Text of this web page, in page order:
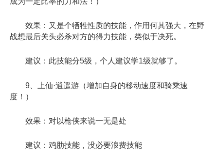
效果：又是个牺牲性质的技能，作用何其强大，在野
战想最后关头必杀对方的得力技能，类似于决死。
建议：此技能分5级，个人建议学1级就够了。
9、上仙·逍遥游（增加自身的移动速度和骑乘速
度！）
效果：对以枪侠来说一无是处
建议：鸡肋技能，没必要浪费技能